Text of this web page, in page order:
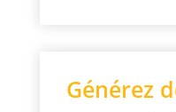
Générez